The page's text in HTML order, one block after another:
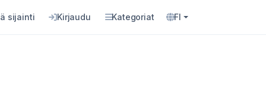
sijainti Kirjaudu Kategoriat FI